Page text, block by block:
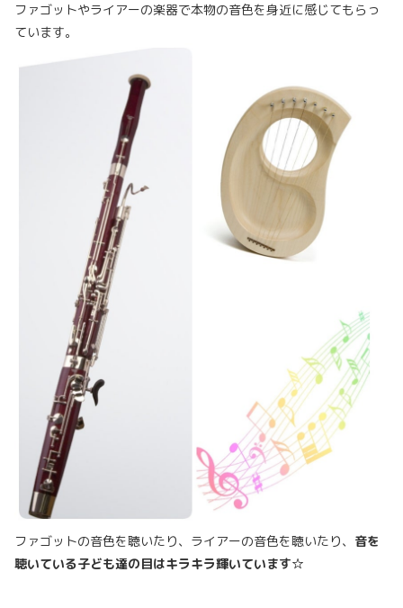
ファゴットやライアーの楽器で本物の音色を身近に感じてもらっ
ています。
ファゴットの音色を聴いたり、ライアーの音色を聴いたり、 音を
聴いている子ども達の目はキラキラ輝いています☆